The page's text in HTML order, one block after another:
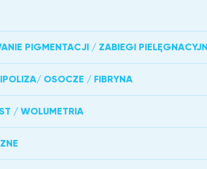
PIGMENTACJI / ZABIEGI
OSOCZE / FIBRYNA
/ WOLUMETRIA